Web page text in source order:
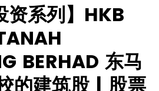
资系列】HKB
BERHAD 东马
的建筑股 | 股票